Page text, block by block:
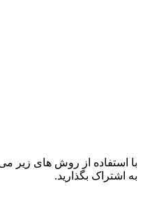
با استفاده از روش های زیر
به اشتراک بگذارید.